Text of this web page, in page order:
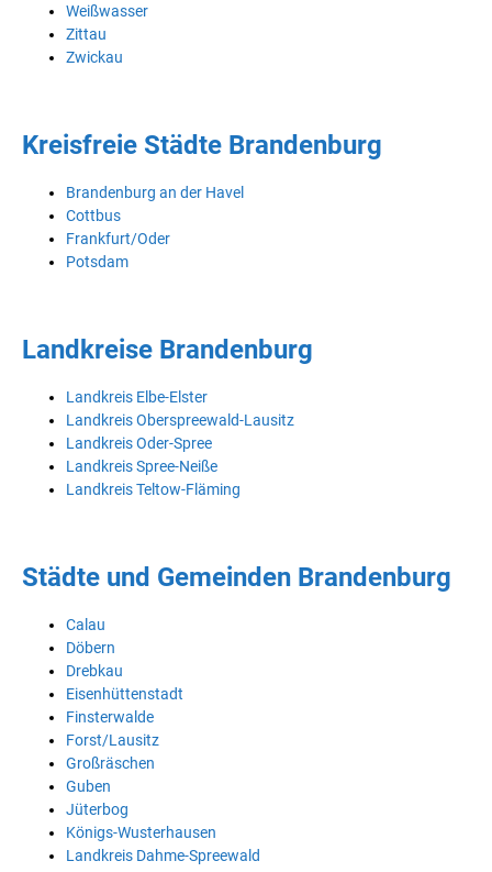
Weißwasser
Zittau
Zwickau
Kreisfreie Städte Brandenburg
Brandenburg an der Havel
Cottbus
Frankfurt/Oder
Potsdam
Landkreise Brandenburg
Landkreis Elbe-Elster
Landkreis Oberspreewald-Lausitz
Landkreis Oder-Spree
Landkreis Spree-Neiße
Landkreis Teltow-Fläming
Städte und Gemeinden Brandenburg
Calau
Döbern
Drebkau
Eisenhüttenstadt
Finsterwalde
Forst/Lausitz
Großräschen
Guben
Jüterbog
Königs-Wusterhausen
Landkreis Dahme-Spreewald